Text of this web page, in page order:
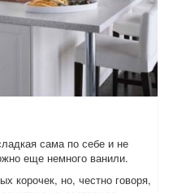
сама по себе и не
еще немного ванили.
корочек, но, честно говоря,